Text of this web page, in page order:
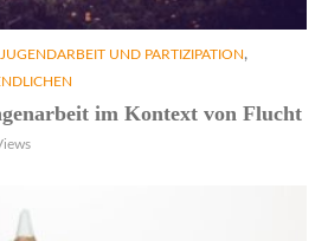
JUGENDARBEIT UND PARTIZIPATION ,
im Kontext von Flucht